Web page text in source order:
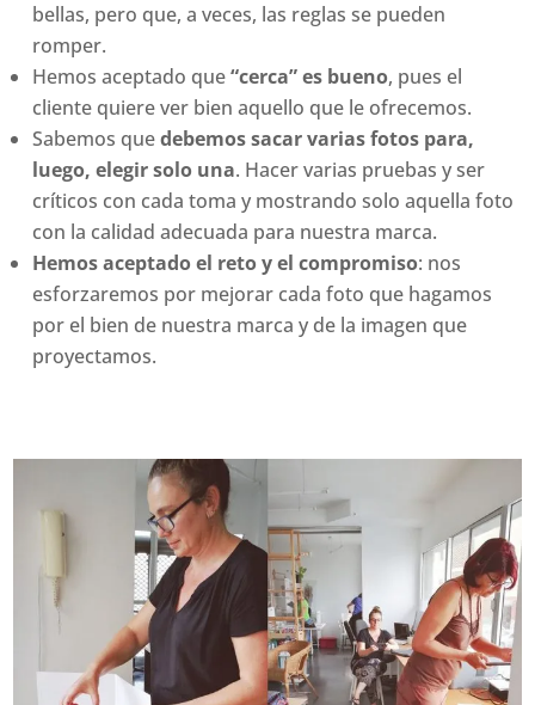
bellas, pero que, a veces, las reglas se pueden
romper.
Hemos aceptado que“cerca” es bueno, pues el
cliente quiere ver bien aquello que le ofrecemos.
Sabemos quedebemos sacar varias fotos para,
luego, elegir solo una. Hacer varias pruebas y ser
críticos con cada toma y mostrando solo aquella foto
con la calidad adecuada para nuestra marca.
Hemos aceptado el reto y el compromiso: nos
esforzaremos por mejorar cada foto que hagamos
por el bien de nuestra marca y de la imagen que
proyectamos.